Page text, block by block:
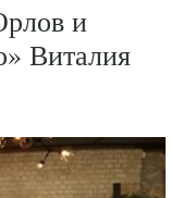
и
Виталия